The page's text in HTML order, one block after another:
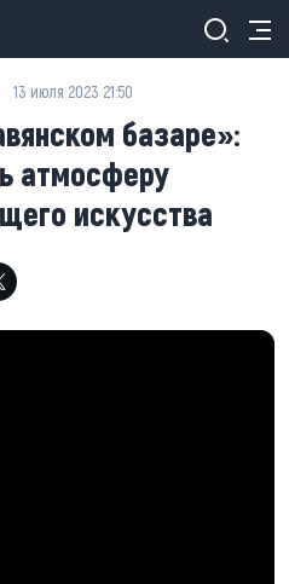
13 июля 2023 21:50
базаре»:
атмосферу
искусства